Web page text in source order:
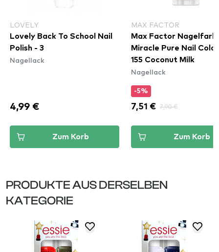
LOVELY
Lovely Back To School Nail
Polish - 3
Nagellack
4,99 €
Zum Korb
MAX FACTOR
Max Factor
Miracle Pure Nail
155 Coconut Milk
Nagellack
-5%
7,51 € 7,90 €
Zum Korb
PRODUKTE AUS DERSELBEN
KATEGORIE